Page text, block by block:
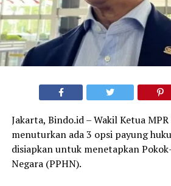
Jakarta, Bindo.id – Wakil Ketua
menuturkan ada 3 opsi payung
disiapkan untuk menetapkan
Negara (PPHN).